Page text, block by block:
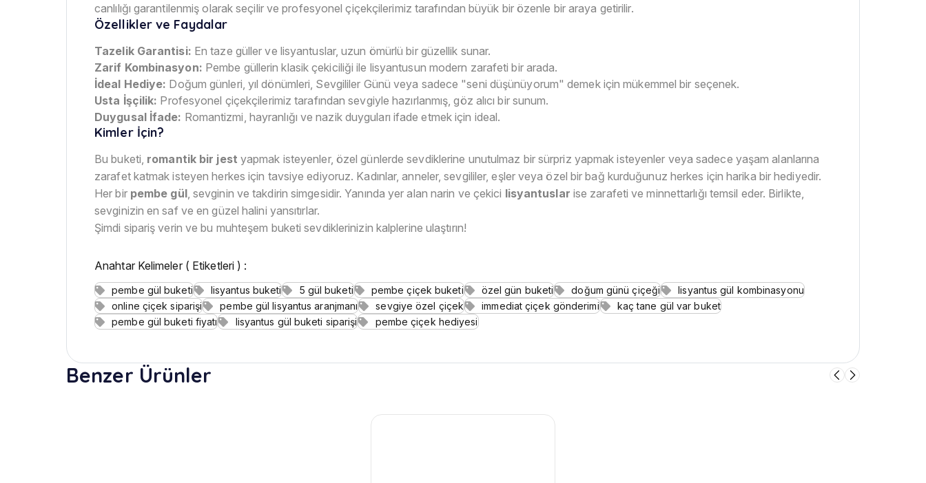
canlılığı garantilenmiş olarak seçilir ve profesyonel çiçekçilerimiz tarafından büyük bir özenle bir araya getirilir.
Özellikler ve Faydalar
Tazelik Garantisi: En taze güller ve lisyantuslar, uzun ömürlü bir güzellik sunar.
Zarif Kombinasyon: Pembe güllerin klasik çekiciliği ile lisyantusun modern zarafeti bir arada.
İdeal Hediye: Doğum günleri, yıl dönümleri, Sevgililer Günü veya sadece "seni düşünüyorum" demek için mükemmel bir seçenek.
Usta İşçilik: Profesyonel çiçekçilerimiz tarafından sevgiyle hazırlanmış, göz alıcı bir sunum.
Duygusal İfade: Romantizmi, hayranlığı ve nazik duyguları ifade etmek için ideal.
Kimler İçin?
Bu buketi, romantik bir jest yapmak isteyenler, özel günlerde sevdiklerine unutulmaz bir sürpriz yapmak isteyenler veya sadece yaşam alanlarına
zarafet katmak isteyen herkes için tavsiye ediyoruz. Kadınlar, anneler, sevgililer, eşler veya özel bir bağ kurduğunuz herkes için harika bir hediyedir.
Her bir pembe gül, sevginin ve takdirin simgesidir. Yanında yer alan narin ve çekici lisyantuslar ise zarafeti ve minnettarlığı temsil eder. Birlikte,
sevginizin en saf ve en güzel halini yansıtırlar.
Şimdi sipariş verin ve bu muhteşem buketi sevdiklerinizin kalplerine ulaştırın!
Anahtar Kelimeler ( Etiketleri ) :
pembe gül buketi lisyantus buketi 5 gül buketi pembe çiçek buketi özel gün buketi doğum günü çiçeği
lisyantus gül kombinasyonu
online çiçek siparişi
pembe gül lisyantus aranjmanı sevgiye özel çiçek immediat çiçek gönderimi
kaç tane gül var buket
pembe gül buketi fiyatı
lisyantus gül buketi siparişi pembe çiçek hediyesi
Benzer Ürünler